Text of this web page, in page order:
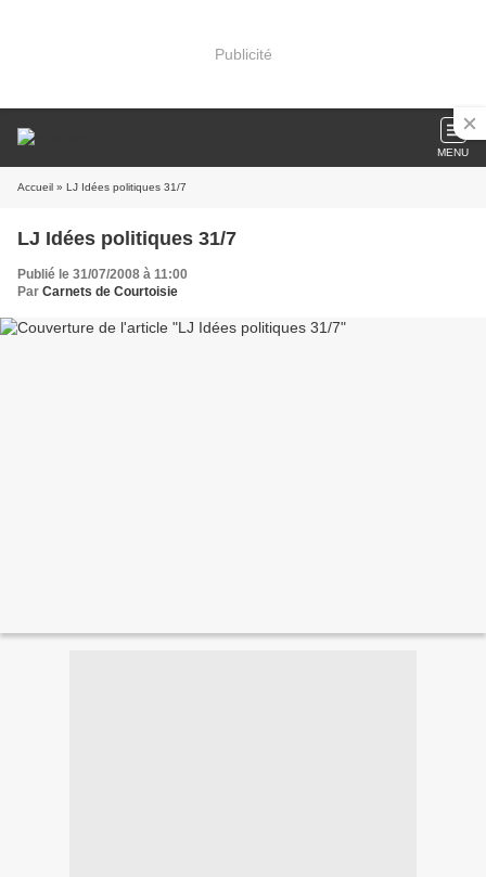
Publicité
MENU
Accueil » LJ Idées politiques 31/7
LJ Idées politiques 31/7
Publié le 31/07/2008 à 11:00
Par Carnets de Courtoisie